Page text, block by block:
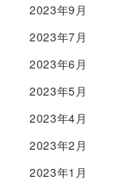
2023年9月
2023年7月
2023年6月
2023年5月
2023年4月
2023年2月
2023年1月